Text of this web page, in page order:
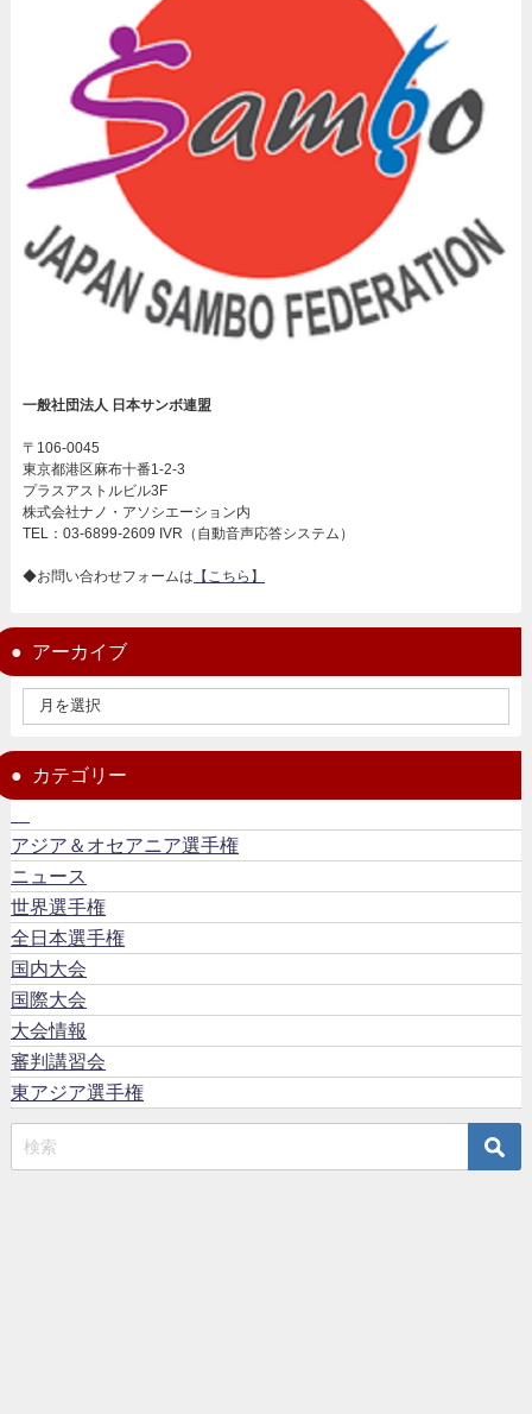
一般社団法人 日本サンボ連盟
〒106-0045
東京都港区麻布十番1-2-3
プラスアストルビル3F
株式会社ナノ・アソシエーション内
TEL：03-6899-2609 IVR（自動音声応答システム）
◆お問い合わせフォームは 【こちら】
アーカイブ
カテゴリー
アジア＆オセアニア選手権
ニュース
世界選手権
全日本選手権
国内大会
国際大会
大会情報
審判講習会
東アジア選手権